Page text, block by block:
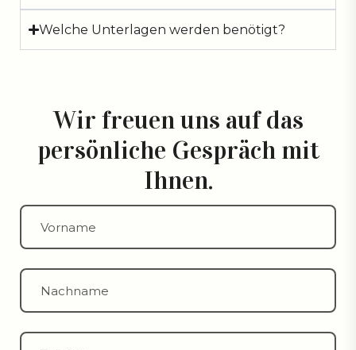
Welche Unterlagen werden benötigt?
Wir freuen uns auf das
persönliche Gespräch mit
Ihnen.